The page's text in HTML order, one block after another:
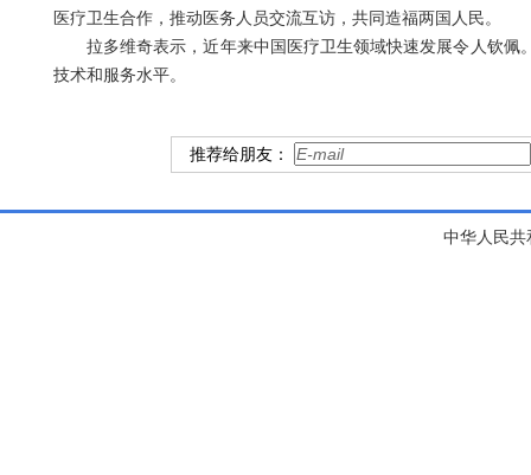
医疗卫生合作，推动医务人员交流互访，共同造福两国人民。
拉多维奇表示，近年来中国医疗卫生领域快速发展令人钦
技术和服务水平。
推荐给朋友：
中华人民共